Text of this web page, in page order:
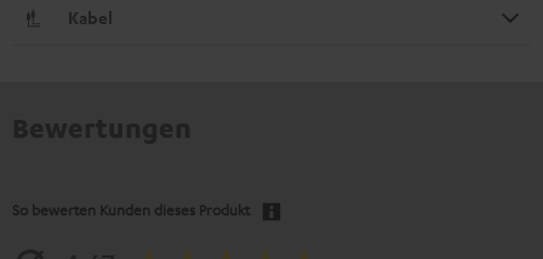
Kabel
So bewerten Kunden dieses Produkt